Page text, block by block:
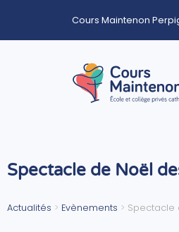
Cours Maintenon
Spectacle de Noël
Actualités > Evènements > Spectacle